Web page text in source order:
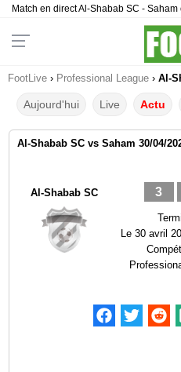
Match en direct Al-Shabab SC -
FootLive › Professional League › Al-
Aujourd'hui Live Actu
Al-Shabab SC vs Saham 30/04/
Al-Shabab SC 3
Le30 avril